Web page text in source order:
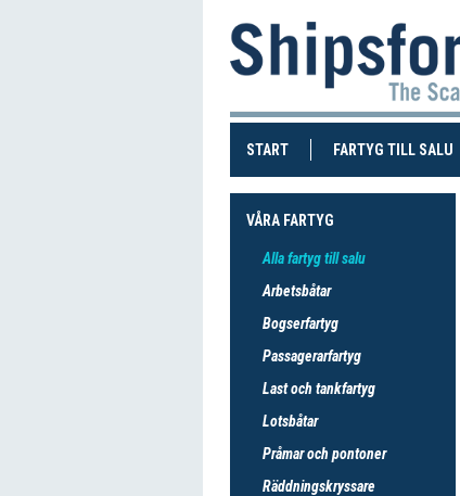
START(CURRENT)FARTYG TILL SALU
VÅRA FARTYG
Alla fartyg till salu
Arbetsbåtar
Bogserfartyg
Passagerarfartyg
Last och tankfartyg
Lotsbåtar
Pråmar och pontoner
Räddningskryssare